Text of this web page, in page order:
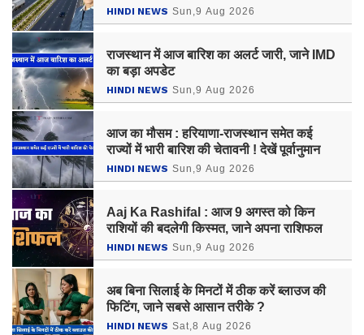
HINDI NEWS Sun,9 Aug 2026
राजस्थान में आज बारिश का अलर्ट जारी, जाने IMD
का बड़ा अपडेट
HINDI NEWS Sun,9 Aug 2026
आज का मौसम : हरियाणा-राजस्थान समेत कई
राज्यों में भारी बारिश की चेतावनी ! देखें पूर्वानुमान
HINDI NEWS Sun,9 Aug 2026
Aaj Ka Rashifal : आज 9 अगस्त को किन
राशियों की बदलेगी किस्मत, जाने अपना राशिफल
HINDI NEWS Sun,9 Aug 2026
अब बिना सिलाई के मिनटों में ठीक करें ब्लाउज की
फिटिंग, जाने सबसे आसान तरीके ?
HINDI NEWS Sat,8 Aug 2026